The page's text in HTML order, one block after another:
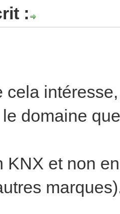
:
cela
domaine
KNX et non